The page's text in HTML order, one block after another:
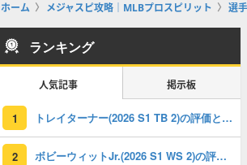
ホーム メジャスピ攻略｜MLBプロスピリット 選手
ランキング
人気記事 掲示板
1 トレイターナー(2026 S1 TB 2)の評価とステータス
2 ボビーウィットJr.(2026 S1 WS 2)の評価とステータス